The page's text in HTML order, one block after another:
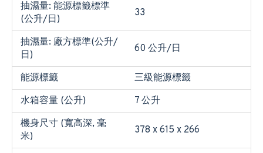
抽濕量: 能源標籤標準
(公升/日)
33
抽濕量: 廠方標準(公升/
日)
60 公升/日
能源標籤
三級能源標籤
水箱容量 (公升)
7 公升
機身尺寸 (寬高深, 毫
米)
378 x 615 x 266